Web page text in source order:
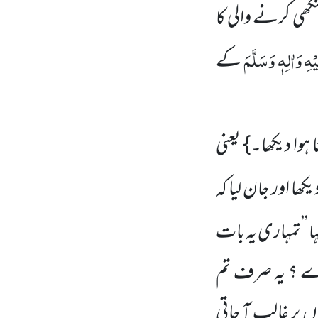
کرنے والی کا
وَاٰلِہٖ وَسَلَّمَکے
دیکھا۔} یعنی
اور جان لیا کہ
’’تمہاری یہ بات
؟ یہ صرف تم